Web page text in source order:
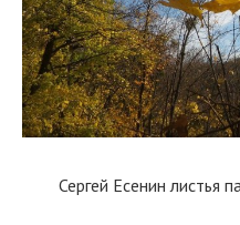
Сергей Есенин листья